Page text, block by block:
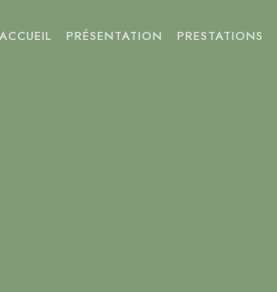
ACCUEIL PRÉSENTATION PRESTATIONS